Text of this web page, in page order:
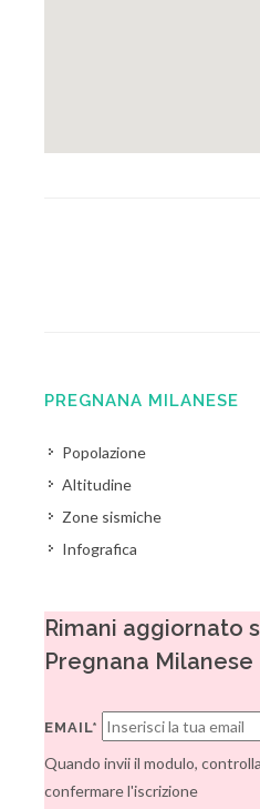
PREGNANA MILANESE
Popolazione
Altitudine
Zone sismiche
Infografica
Rimani aggiornato
Pregnana Milanese
EMAIL*
Quando invii il modulo,
confermare l'iscrizione